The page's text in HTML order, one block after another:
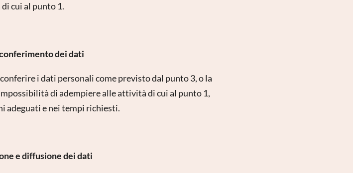
cui al punto 1.
dei dati
i dati personali come previsto dal punto 3, o la
di adempiere alle attività di cui al punto 1,
adeguati e nei tempi richiesti.
e diffusione dei dati
Cognome*